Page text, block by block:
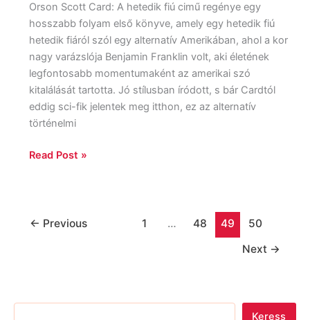
Orson Scott Card: A hetedik fiú cimű regénye egy
hosszabb folyam első könyve, amely egy hetedik fiú
hetedik fiáról szól egy alternatív Amerikában, ahol a kor
nagy varázslója Benjamin Franklin volt, aki életének
legfontosabb momentumaként az amerikai szó
kitalálását tartotta. Jó stílusban íródott, s bár Cardtól
eddig sci-fik jelentek meg itthon, ez az alternatív
történelmi
fiú
Read Post »
← Previous 1 … 48 49
50
Next →
Keress